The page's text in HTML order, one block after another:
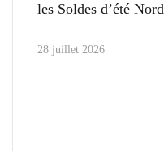
les Soldes d’été
28 juillet 2026